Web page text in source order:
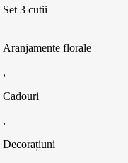
Set 3 cutii
Aranjamente florale
,
Cadouri
,
Decorațiuni